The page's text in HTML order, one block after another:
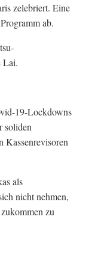
zelebriert. Eine
ab.
Lai.
19-Lockdowns
soliden
Kassenrevisoren
als
nicht nehmen,
zu